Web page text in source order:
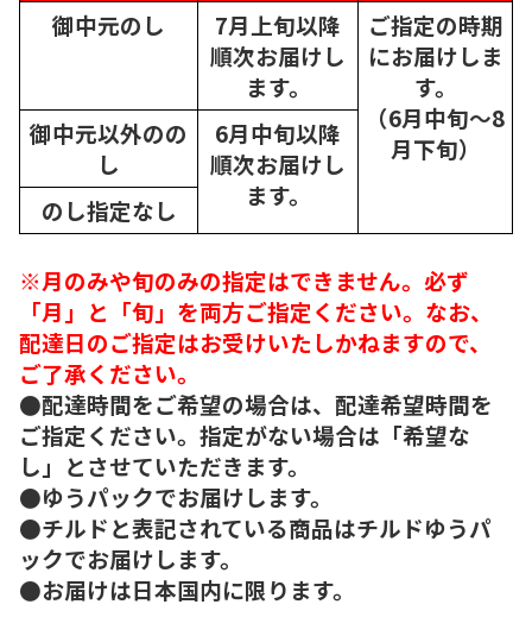
御中元のし
7月上旬以降
順次お届けし
ます。
ご指定の時期
にお届けしま
す。
（6月中旬～8
月下旬）
御中元以外のの
し
6月中旬以降
順次お届けし
ます。
のし指定なし
※月のみや旬のみの指定はできません。必ず
「月」と「旬」を両方ご指定ください。なお、
配達日のご指定はお受けいたしかねますので、
ご了承ください。
●配達時間をご希望の場合は、配達希望時間を
ご指定ください。指定がない場合は「希望な
し」とさせていただきます。
●ゆうパックでお届けします。
●チルドと表記されている商品はチルドゆうパ
ックでお届けします。
●お届けは日本国内に限ります。